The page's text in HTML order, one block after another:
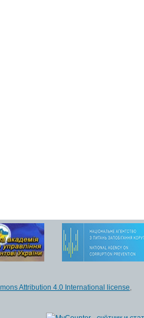
Attribution 4.0 International license,